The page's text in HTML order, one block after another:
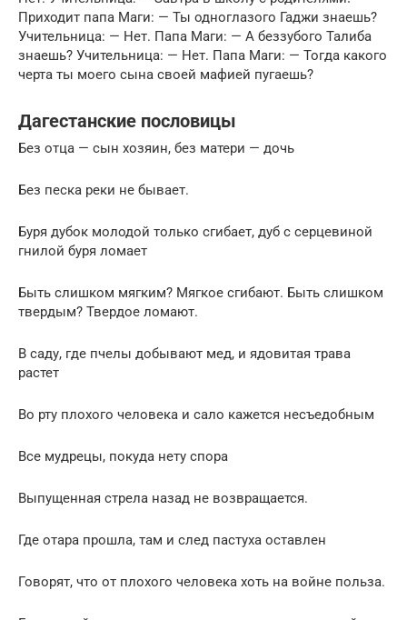
Приходит папа Маги: — Ты одноглазого Гаджи знаешь?
Учительница: — Нет. Папа Маги: — А беззубого Талиба
знаешь? Учительница: — Нет. Папа Маги: — Тогда какого
черта ты моего сына своей мафией пугаешь?
Дагестанские пословицы
Без отца — сын хозяин, без матери — дочь
Без песка реки не бывает.
Буря дубок молодой только сгибает, дуб с серцевиной
гнилой буря ломает
Быть слишком мягким? Мягкое сгибают. Быть слишком
твердым? Твердое ломают.
В саду, где пчелы добывают мед, и ядовитая трава
растет
Во рту плохого человека и сало кажется несъедобным
Все мудрецы, покуда нету спора
Выпущенная стрела назад не возвращается.
Где отара прошла, там и след пастуха оставлен
Говорят, что от плохого человека хоть на войне польза.